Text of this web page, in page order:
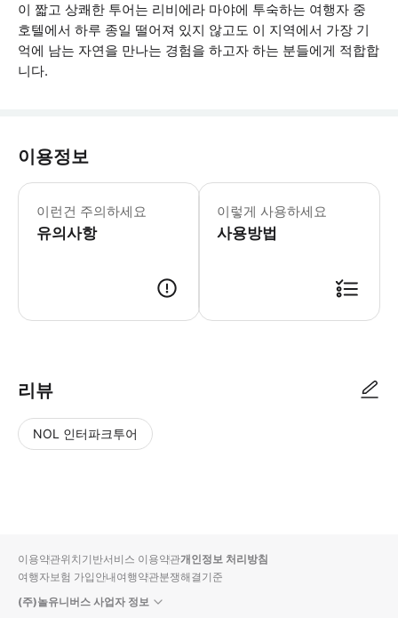
이 짧고 상쾌한 투어는 리비에라 마야에 투숙하는 여행자 중
호텔에서 하루 종일 떨어져 있지 않고도 이 지역에서 가장 기
억에 남는 자연을 만나는 경험을 하고자 하는 분들에게 적합합
니다.
이용정보
이런건 주의하세요
유의사항
이 액티비티는 악천후 또는 안전 제한
이렇게 사용하세요
사용방법
리뷰
NOL 인터파크투어
입니
다.
순
상
이용약관위치기반서비스 이용약관개인정보 처리방침
여행자보험 가입안내여행약관분쟁해결기준
(주)놀유니버스 사업자 정보